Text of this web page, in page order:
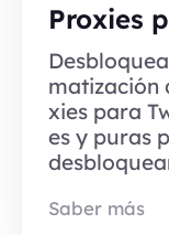
Proxies
matización
xies para
es y puras
Saber más